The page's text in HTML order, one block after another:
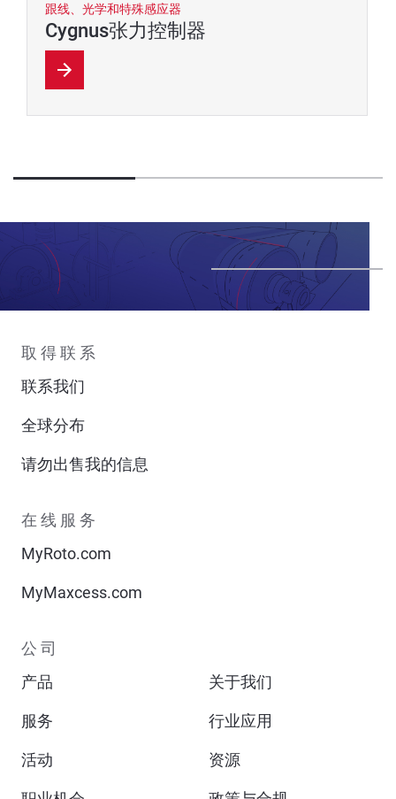
跟线、光学和特殊感应器
Cygnus张力控制器
取得联系
联系我们
全球分布
请勿出售我的信息
在线服务
MyRoto.com
MyMaxcess.com
公司
产品
关于我们
服务 行业应用
活动 资源